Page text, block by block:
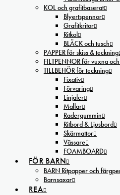
KOL och grafitbaserat
Blyertspennor
Grafitkritor
Ritkol
BLÄCK och tusch
PAPPER för skiss & teckning
FILTPENNOR för vuxna
TILLBEHÖR för teckning
Fixativ
Förvaring
Linjaler
Mallar
Radergummin
Ritbord & Ljusbord
Skärmattor
Vässare
FOAMBOARD
FÖR BARN
BARN Ritpapper och
Barnsaxar
REA